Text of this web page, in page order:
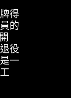
得
的
役
一